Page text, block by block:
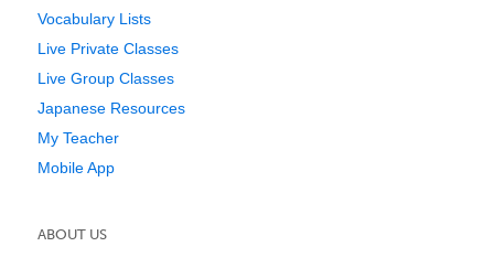
Vocabulary Lists
Live Private Classes
Live Group Classes
Japanese Resources
My Teacher
Mobile App
ABOUT US